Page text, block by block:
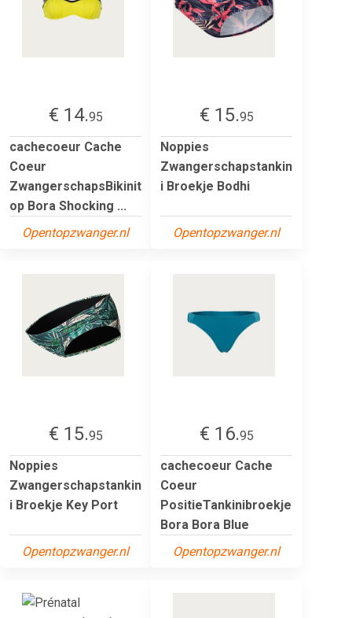
€ 14.95
cachecoeur Cache
Coeur
ZwangerschapsBikinit
op Bora Shocking ...
Opentopzwanger.nl
€ 15.95
Noppies
Zwangerschapstankin
i Broekje Bodhi
Opentopzwanger.nl
€ 15.95
Noppies
Zwangerschapstankin
i Broekje Key Port
Opentopzwanger.nl
€ 16.95
cachecoeur Cache
Coeur
PositieTankinibroekje
Bora Bora Blue
Opentopzwanger.nl